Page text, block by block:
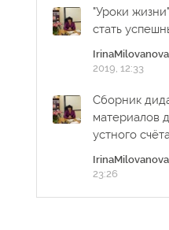
"Уроки
стать
2019, 12:33
Сборник
материалов
устного
23:26